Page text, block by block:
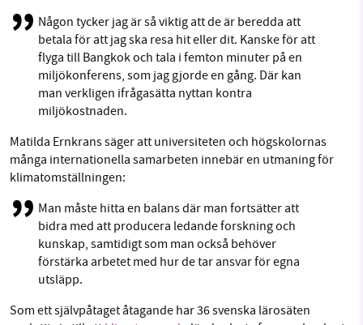
Någon tycker jag är så viktig att de är beredda att
betala för att jag ska resa hit eller dit. Kanske för att
flyga till Bangkok och tala i femton minuter på en
miljökonferens, som jag gjorde en gång. Där kan
man verkligen ifrågasätta nyttan kontra
miljökostnaden.
Matilda Ernkrans säger att universiteten och högskolornas
många internationella samarbeten innebär en utmaning för
klimatomställningen:
Man måste hitta en balans där man fortsätter att
bidra med att producera ledande forskning och
kunskap, samtidigt som man också behöver
förstärka arbetet med hur de tar ansvar för egna
utsläpp.
Som ett självpåtaget åtagande har 36 svenska lärosäten